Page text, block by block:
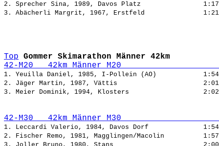
2. Sprecher Sina, 1989, Davos Platz
3. Abächerli Margrit, 1967, Erstfeld
Top
Gommer Skimarathon Männer 42km
42-M20   42km Männer M20
1. Yeuilla Daniel, 1985, I-Pollein (AO)
2. Jäger Martin, 1987, Vättis
3. Meier Dominik, 1994, Klosters
42-M30   42km Männer M30
1. Leccardi Valerio, 1984, Davos Dorf
2. Fischer Remo, 1981, Magglingen/Macolin